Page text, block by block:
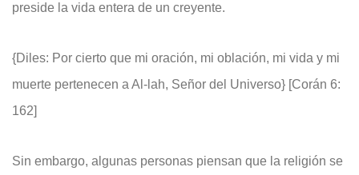
preside la vida entera de un creyente.
{Diles: Por cierto que mi oración, mi oblación, mi vida y mi
muerte pertenecen a Al-lah, Señor del Universo} [Corán 6:
162]
Sin embargo, algunas personas piensan que la religión se